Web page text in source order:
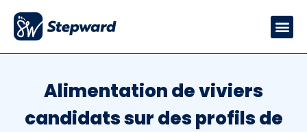
Alimentation de viviers
candidats sur des profils de